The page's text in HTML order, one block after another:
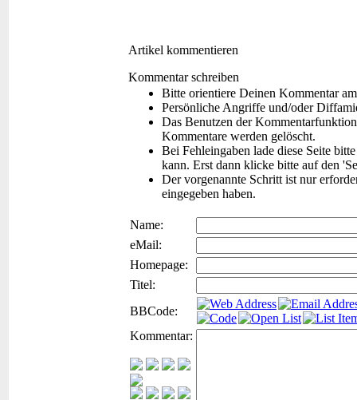
Artikel kommentieren
Kommentar schreiben
Bitte orientiere Deinen Kommentar
Persönliche Angriffe und/oder
Das Benutzen der
Kommentare werden gelöscht.
Bei Fehleingaben lade diese Seite
kann. Erst dann klicke bitte auf den
Der vorgenannte Schritt ist nur
eingegeben haben.
Name:
eMail:
Homepage:
Titel:
BBCode:
Kommentar: